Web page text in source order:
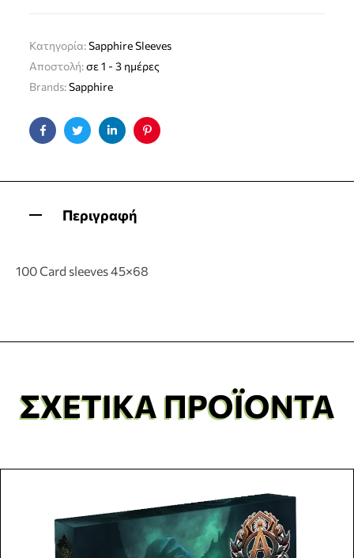
Κατηγορία:Sapphire Sleeves
Αποστολή:σε 1 - 3 ημέρες
Brands:Sapphire
FacebookTwitterLinkedinPinterest
Περιγραφή
100 Card sleeves 45×68
ΣΧΕΤΙΚΆ ΠΡΟΪΌΝΤΑ